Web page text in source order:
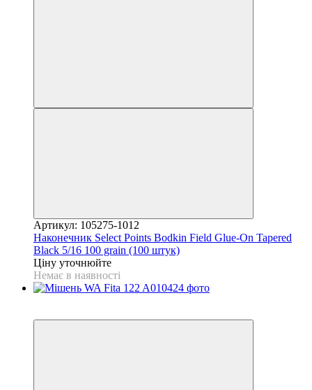
Артикул: 105275-1012
Наконечник Select Points Bodkin Field Glue-On Tapered
Black 5/16 100 grain (100 штук)
Ціну уточнюйте
Немає в наявності